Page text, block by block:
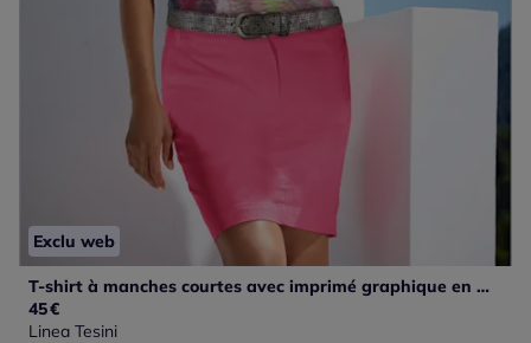
Exclu web
T-shirt à manches courtes avec imprimé graphique en matière extensible
45€
Linea Tesini